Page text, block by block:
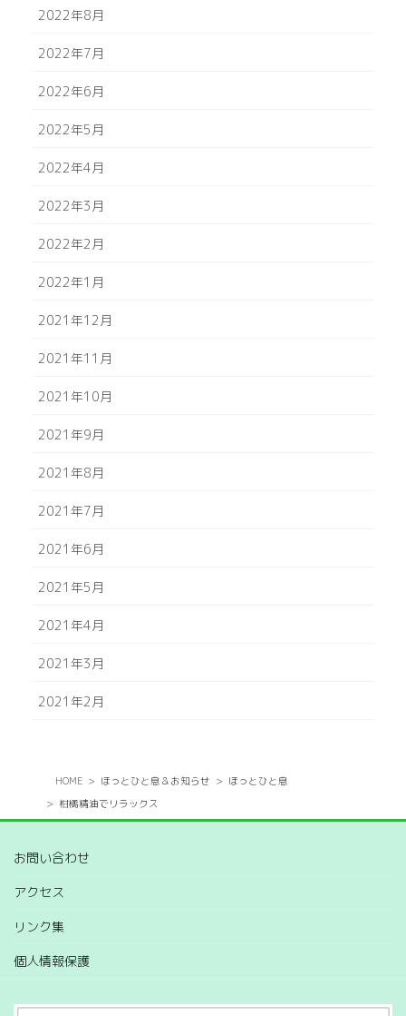
2022年8月
2022年7月
2022年6月
2022年5月
2022年4月
2022年3月
2022年2月
2022年1月
2021年12月
2021年11月
2021年10月
2021年9月
2021年8月
2021年7月
2021年6月
2021年5月
2021年4月
2021年3月
2021年2月
HOME ほっとひと息＆お知らせ
ほっとひと息
柑橘精油でリラックス
お問い合わせ
アクセス
リンク集
個人情報保護